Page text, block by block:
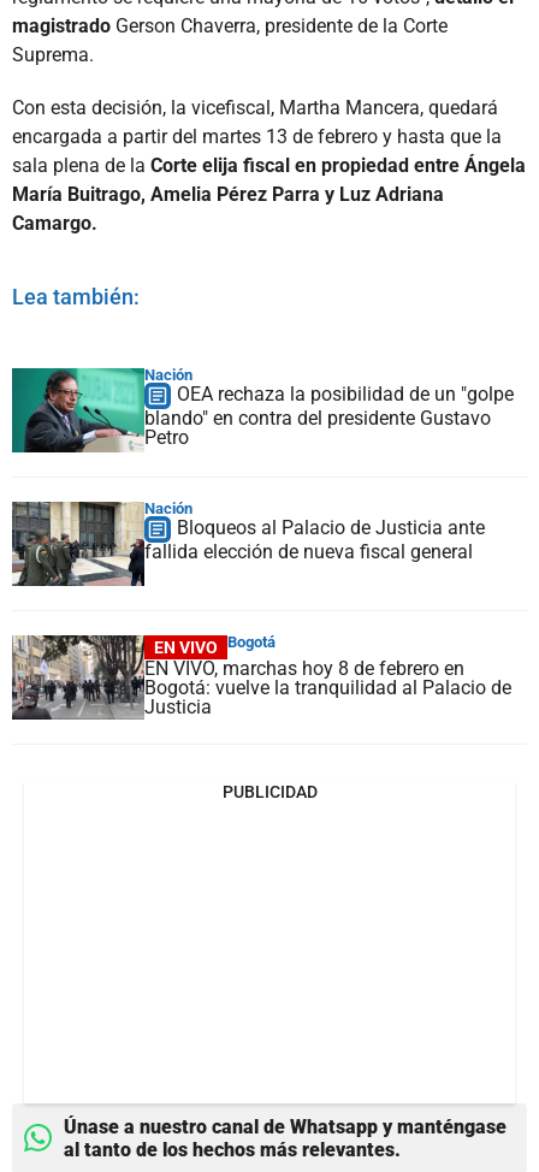
magistrado Gerson Chaverra, presidente de la Corte
Suprema.
Con esta decisión, la vicefiscal, Martha Mancera, quedará
encargada a partir del martes 13 de febrero y hasta que la
sala plena de la Corte elija fiscal en propiedad entre Ángela
María Buitrago, Amelia Pérez Parra y Luz Adriana
Camargo.
Lea también:
Nación
OEA rechaza la posibilidad de un "golpe
blando" en contra del presidente Gustavo
Petro
Nación
Bloqueos al Palacio de Justicia ante
fallida elección de nueva fiscal general
EN VIVO Bogotá
EN VIVO, marchas hoy 8 de febrero en
Bogotá: vuelve la tranquilidad al Palacio de
Justicia
PUBLICIDAD
Únase a nuestro canal de Whatsapp y manténgase
al tanto de los hechos más relevantes.